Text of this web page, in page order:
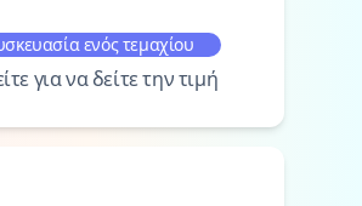
ενός τεμαχίου
για να δείτε την τιμή